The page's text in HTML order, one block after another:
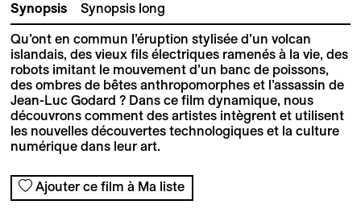
Synopsis Synopsis long
Qu’ont en commun l’éruption stylisée d’un volcan
islandais, des vieux fils électriques ramenés à la vie, des
robots imitant le mouvement d’un banc de poissons,
des ombres de bêtes anthropomorphes et l’assassin de
Jean-Luc Godard ? Dans ce film dynamique, nous
découvrons comment des artistes intègrent et utilisent
les nouvelles découvertes technologiques et la culture
numérique dans leur art.
Ajouter ce film à Ma liste